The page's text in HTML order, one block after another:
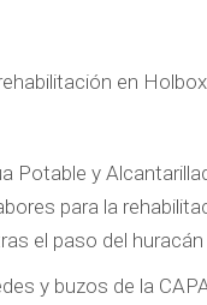
en
Potable y
para la
el paso del
y buzos de la